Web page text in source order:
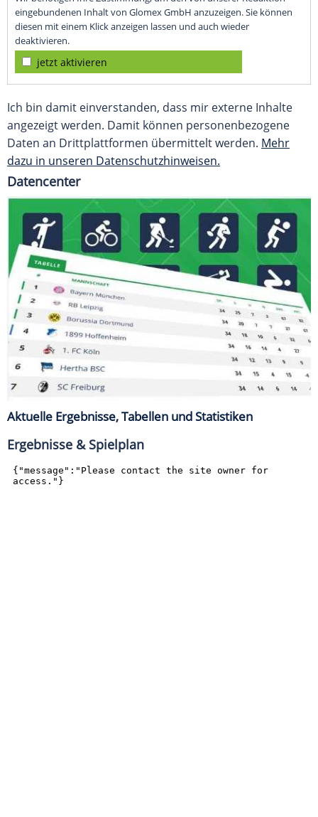
eingebundenen Inhalt von Glomex GmbH anzuzeigen. Sie können
diesen mit einem Klick anzeigen lassen und auch wieder
deaktivieren.
jetzt aktivieren
Ich bin damit einverstanden, dass mir externe Inhalte
angezeigt werden. Damit können personenbezogene
Daten an Drittplattformen übermittelt werden. Mehr
dazu in unseren Datenschutzhinweisen.
Datencenter
Aktuelle Ergebnisse, Tabellen und Statistiken
Ergebnisse & Spielplan